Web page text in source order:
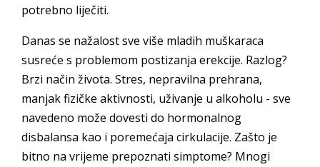
potrebno liječiti.
Danas se nažalost sve više mladih muškaraca
susreće s problemom postizanja erekcije. Razlog?
Brzi način života. Stres, nepravilna prehrana,
manjak fizičke aktivnosti, uživanje u alkoholu - sve
navedeno može dovesti do hormonalnog
disbalansa kao i poremećaja cirkulacije. Zašto je
bitno na vrijeme prepoznati simptome? Mnogi